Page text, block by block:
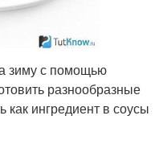
зиму с помощью
разнообразные
как ингредиент в соусы